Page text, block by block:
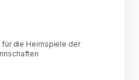
für die Heimspiele der